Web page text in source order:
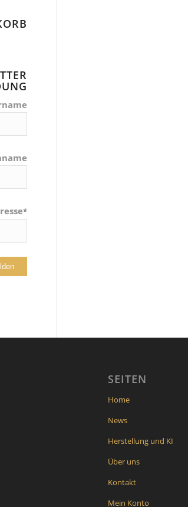
*
SEITEN
Home
News
Herstellung und KI
Über uns
Kontakt
Mein Konto